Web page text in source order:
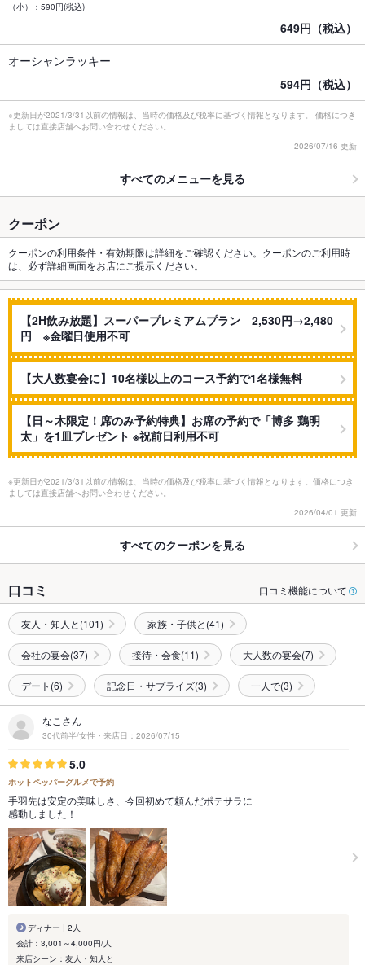
（小）：590円(税込)
649円（税込）
オーシャンラッキー
594円（税込）
※更新日が2021/3/31以前の情報は、当時の価格及び税率に基づく情報となります。 価格につき
ましては直接店舗へお問い合わせください。
2026/07/16 更新
すべてのメニューを見る
クーポン
クーポンの利用条件・有効期限は詳細をご確認ください。クーポンのご利用時
は、必ず詳細画面をお店にご提示ください。
【2H飲み放題】スーパープレミアムプラン 2,530円→2,480
円 ※金曜日使用不可
【大人数宴会に】10名様以上のコース予約で1名様無料
【日～木限定！席のみ予約特典】お席の予約で「博多 鶏明
太」を1皿プレゼント ※祝前日利用不可
※更新日が2021/3/31以前の情報は、当時の価格及び税率に基づく情報となります。価格につき
ましては直接店舗へお問い合わせください。
2026/04/01 更新
すべてのクーポンを見る
口コミ 口コミ機能について
友人・知人と(101) 家族・子供と(41)
会社の宴会(37) 接待・会食(11) 大人数の宴会(7)
デート(6) 記念日・サプライズ(3) 一人で(3)
なこさん
30代前半/女性・来店日：2026/07/15
5.0
ホットペッパーグルメで予約
手羽先は安定の美味しさ、今回初めて頼んだポテサラに
感動しました！
ディナー | 2人
会計：3,001～4,000円/人
来店シーン：友人・知人と